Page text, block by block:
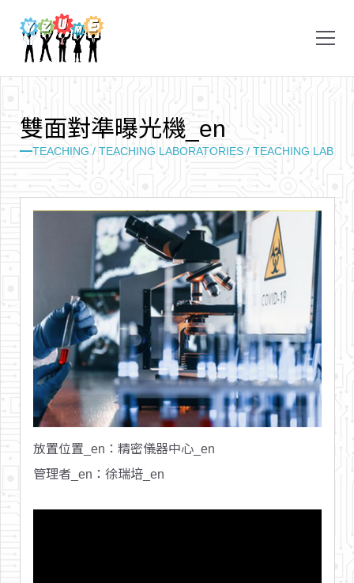
TEACHING / TEACHING LABORATORIES / TEACHING LAB
雙面對準曝光機 en
放置位置_en ：精密儀器中心_en
管理者_en ：徐瑞培_en